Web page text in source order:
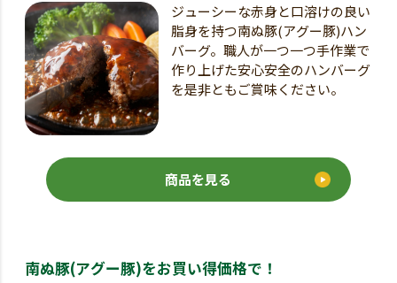
ジューシーな赤身と口溶けの良い
脂身を持つ南ぬ豚(アグー豚)ハン
バーグ。職人が一つ一つ手作業で
作り上げた安心安全のハンバーグ
を是非ともご賞味ください。
商品を見る
南ぬ豚(アグー豚)をお買い得価格で！